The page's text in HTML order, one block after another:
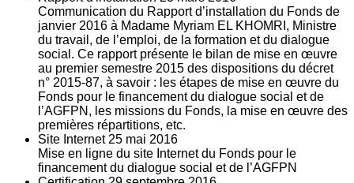
Communication du Rapport d’installation du Fonds de
janvier 2016 à Madame Myriam EL KHOMRI, Ministre
du travail, de l’emploi, de la formation et du dialogue
social. Ce rapport présente le bilan de mise en œuvre
au premier semestre 2015 des dispositions du décret
n° 2015-87, à savoir : les étapes de mise en œuvre du
Fonds pour le financement du dialogue social et de
l’AGFPN, les missions du Fonds, la mise en œuvre des
premières répartitions, etc.
Site Internet 25 mai 2016
Mise en ligne du site Internet du Fonds pour le
financement du dialogue social et de l’AGFPN